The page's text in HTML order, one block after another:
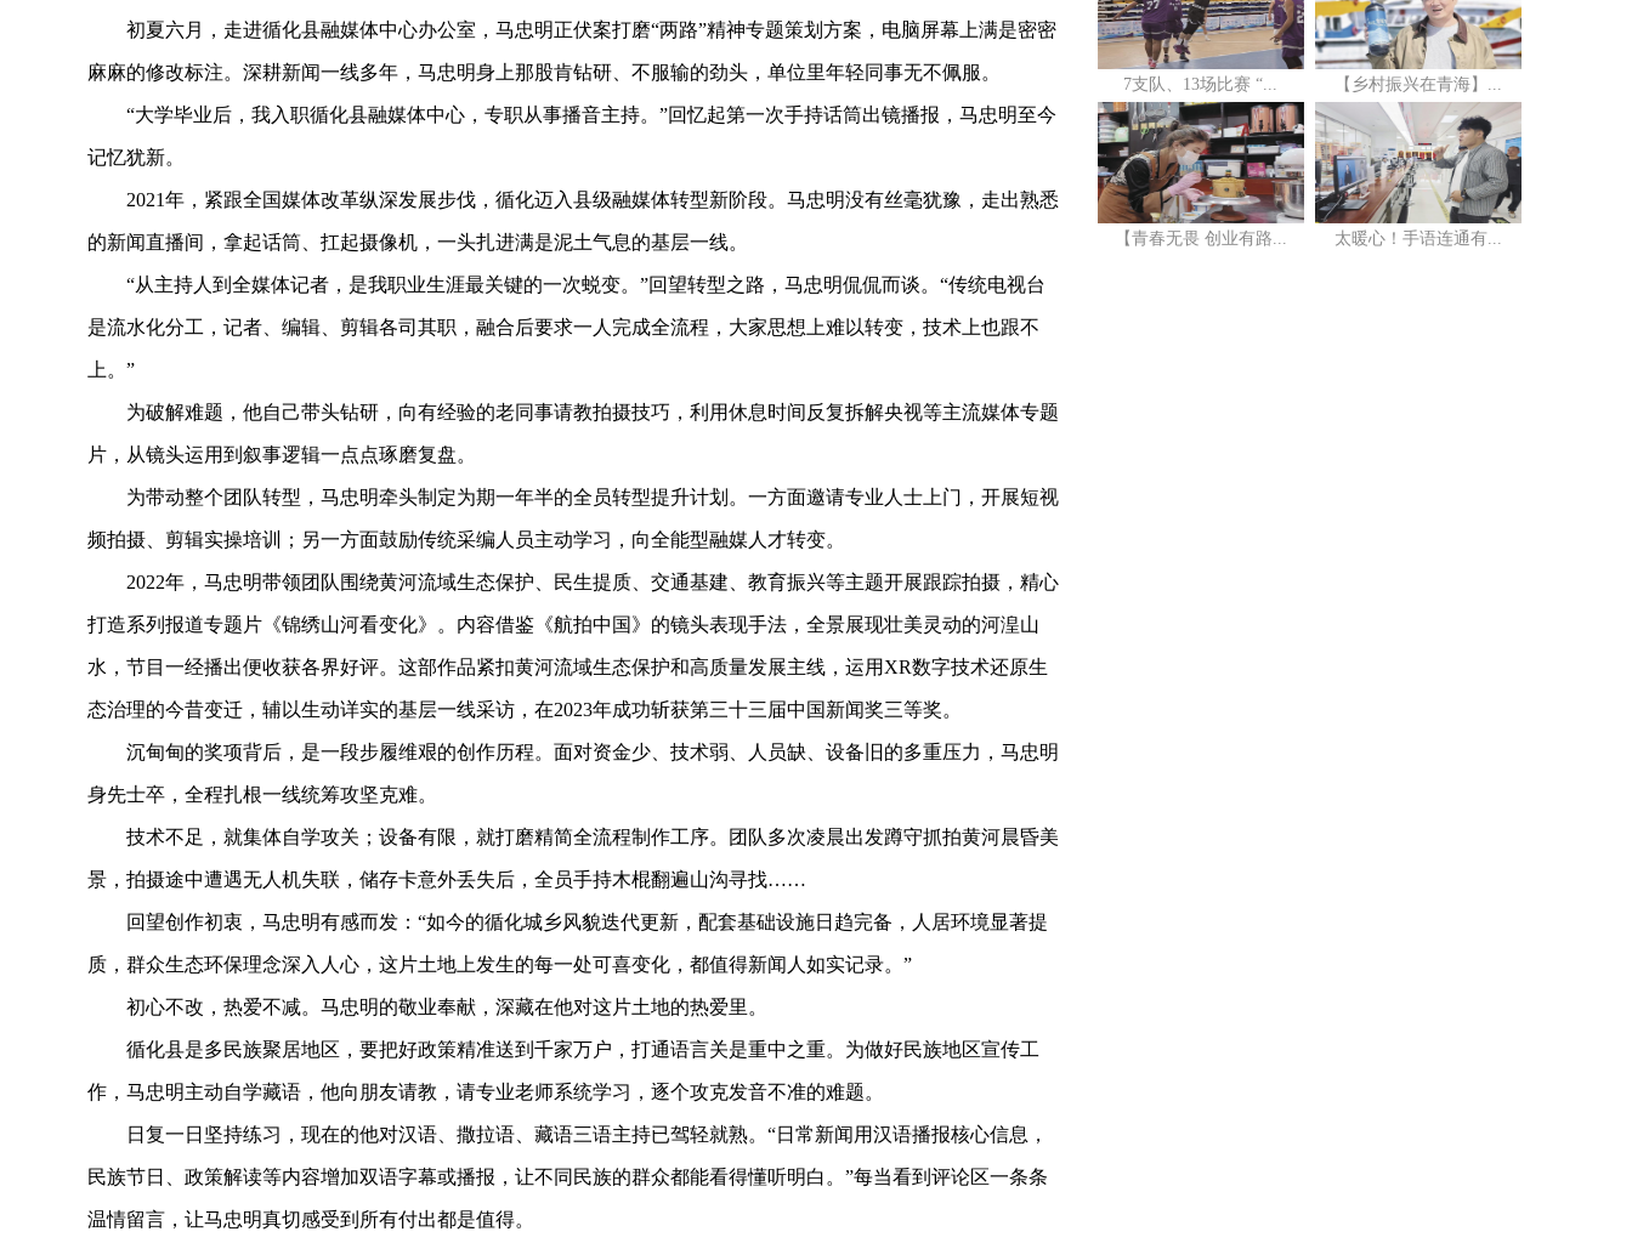
初夏六月，走进循化县融媒体中心办公室，马忠明正伏案打磨“两路”精神专题策划方案，电脑屏幕上满是密密
麻麻的修改标注。深耕新闻一线多年，马忠明身上那股肯钻研、不服输的劲头，单位里年轻同事无不佩服。
“大学毕业后，我入职循化县融媒体中心，专职从事播音主持。”回忆起第一次手持话筒出镜播报，马忠明至今
记忆犹新。
2021年，紧跟全国媒体改革纵深发展步伐，循化迈入县级融媒体转型新阶段。马忠明没有丝毫犹豫，走出熟悉
的新闻直播间，拿起话筒、扛起摄像机，一头扎进满是泥土气息的基层一线。
“从主持人到全媒体记者，是我职业生涯最关键的一次蜕变。”回望转型之路，马忠明侃侃而谈。“传统电视台
是流水化分工，记者、编辑、剪辑各司其职，融合后要求一人完成全流程，大家思想上难以转变，技术上也跟不
上。”
为破解难题，他自己带头钻研，向有经验的老同事请教拍摄技巧，利用休息时间反复拆解央视等主流媒体专题
片，从镜头运用到叙事逻辑一点点琢磨复盘。
为带动整个团队转型，马忠明牵头制定为期一年半的全员转型提升计划。一方面邀请专业人士上门，开展短视
频拍摄、剪辑实操培训；另一方面鼓励传统采编人员主动学习，向全能型融媒人才转变。
2022年，马忠明带领团队围绕黄河流域生态保护、民生提质、交通基建、教育振兴等主题开展跟踪拍摄，精心
打造系列报道专题片《锦绣山河看变化》。内容借鉴《航拍中国》的镜头表现手法，全景展现壮美灵动的河湟山
水，节目一经播出便收获各界好评。这部作品紧扣黄河流域生态保护和高质量发展主线，运用XR数字技术还原生
态治理的今昔变迁，辅以生动详实的基层一线采访，在2023年成功斩获第三十三届中国新闻奖三等奖。
沉甸甸的奖项背后，是一段步履维艰的创作历程。面对资金少、技术弱、人员缺、设备旧的多重压力，马忠明
身先士卒，全程扎根一线统筹攻坚克难。
技术不足，就集体自学攻关；设备有限，就打磨精简全流程制作工序。团队多次凌晨出发蹲守抓拍黄河晨昏美
景，拍摄途中遭遇无人机失联，储存卡意外丢失后，全员手持木棍翻遍山沟寻找……
回望创作初衷，马忠明有感而发：“如今的循化城乡风貌迭代更新，配套基础设施日趋完备，人居环境显著提
质，群众生态环保理念深入人心，这片土地上发生的每一处可喜变化，都值得新闻人如实记录。”
初心不改，热爱不减。马忠明的敬业奉献，深藏在他对这片土地的热爱里。
循化县是多民族聚居地区，要把好政策精准送到千家万户，打通语言关是重中之重。为做好民族地区宣传工
作，马忠明主动自学藏语，他向朋友请教，请专业老师系统学习，逐个攻克发音不准的难题。
日复一日坚持练习，现在的他对汉语、撒拉语、藏语三语主持已驾轻就熟。“日常新闻用汉语播报核心信息，
民族节日、政策解读等内容增加双语字幕或播报，让不同民族的群众都能看得懂听明白。”每当看到评论区一条条
温情留言，让马忠明真切感受到所有付出都是值得。
7支队、13场比赛 “... 【乡村振兴在青海】...
【青春无畏 创业有路... 太暖心！手语连通有...